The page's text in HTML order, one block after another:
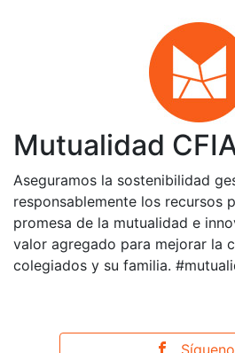
Mutualidad
Aseguramos la sostenibilidad
responsablemente los recursos
promesa de la mutualidad e
valor agregado para mejorar la
colegiados y su familia.